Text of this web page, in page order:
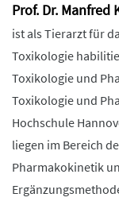
Prof. Dr. Manfred
ist als Tierarzt für
Toxikologie
Toxikologie und
Toxikologie und
Hochschule
liegen im Bereich
Pharmakokinetik